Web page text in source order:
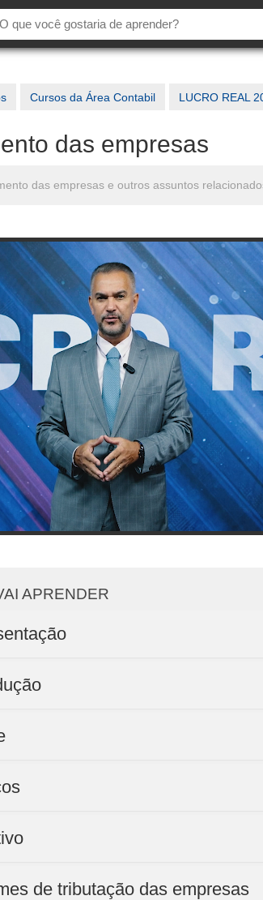
Cursos da Área Contabil LUCRO REAL
das empresas
das empresas e outros assuntos
APRENDER
de tributação das empresas